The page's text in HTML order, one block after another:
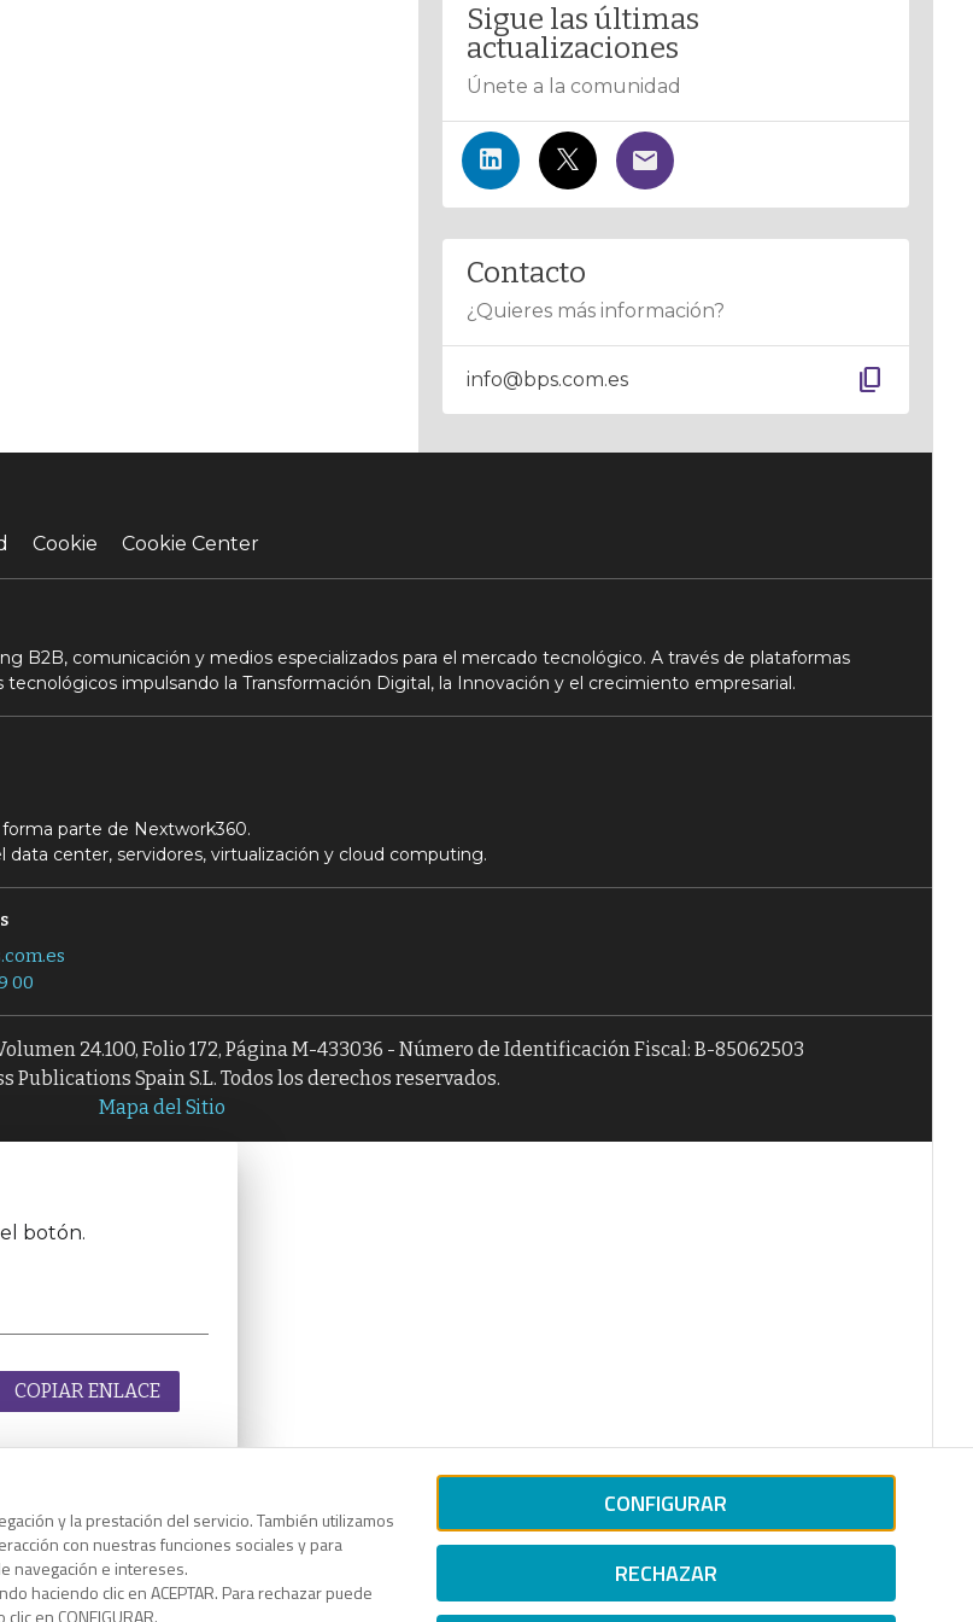
Sigue las últimas
actualizaciones
Únete a la comunidad
Contacto
¿Quieres más información?
info@bps.com.es content_copy
y la prestación del servicio. También utilizamos
con nuestras funciones sociales y para
navegación e intereses.
haciendo clic en ACEPTAR. Para rechazar puede
en CONFIGURAR.
CONFIGURAR
RECHAZAR
Cookie Cookie Center
B2B, comunicación y medios especializados para el mercado tecnológico. A través de plataformas
impulsando la Transformación Digital, la Innovación y el crecimiento empresarial.
parte de Nextwork360.
center, servidores, virtualización y cloud computing.
00
24.100, Folio 172, Página M-433036 - Número de Identificación Fiscal: B-85062503
Publications Spain S.L. Todos los derechos reservados.
Mapa del Sitio
botón.
COPIAR ENLACE
botón.